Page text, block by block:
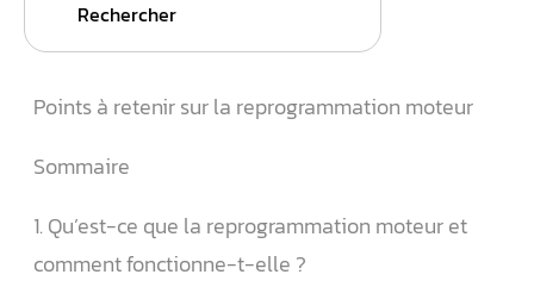
Points à retenir sur la reprogrammation moteur
Sommaire
1. Qu’est-ce que la reprogrammation moteur et
comment fonctionne-t-elle ?